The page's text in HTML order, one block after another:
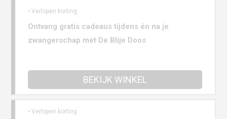
• Verlopen korting
Ontvang gratis cadeaus tijdens én na je
zwangerschap met De Blije Doos
BEKIJK WINKEL
• Verlopen korting